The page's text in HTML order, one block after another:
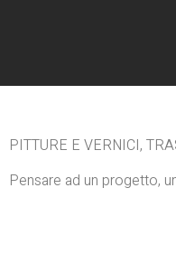
PITTURE E VERNICI,
Pensare ad un progetto,